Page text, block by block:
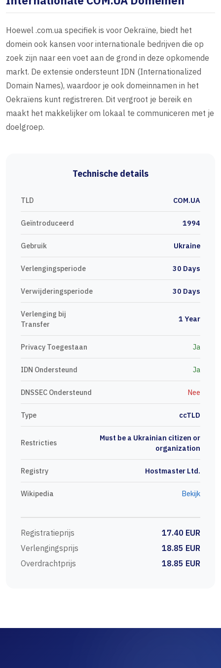
Hoewel .com.ua specifiek is voor Oekraïne, biedt het
domein ook kansen voor internationale bedrijven die op
zoek zijn naar een voet aan de grond in deze opkomende
markt. De extensie ondersteunt IDN (Internationalized
Domain Names), waardoor je ook domeinnamen in het
Oekraïens kunt registreren. Dit vergroot je bereik en
maakt het makkelijker om lokaal te communiceren met je
doelgroep.
Technische details
TLD COM.UA
Geïntroduceerd 1994
Gebruik Ukraine
Verlengingsperiode 30 Days
Verwijderingsperiode 30 Days
Verlenging bij
Transfer
1 Year
Privacy Toegestaan Ja
IDN Ondersteund Ja
DNSSEC Ondersteund Nee
Type ccTLD
Restricties
Must be a Ukrainian citizen or
organization
Registry Hostmaster Ltd.
Wikipedia Bekijk
Registratieprijs
17.40 EUR
Verlengingsprijs
18.85 EUR
Overdrachtprijs
18.85 EUR